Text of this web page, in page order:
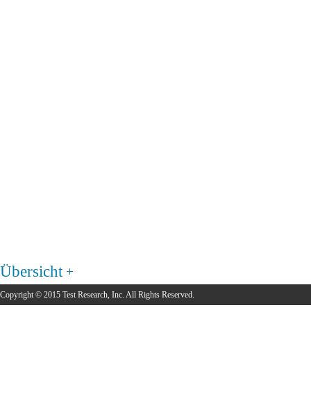
Übersicht
Copyright © 2015 Test Research, Inc. All Rights Reserved.